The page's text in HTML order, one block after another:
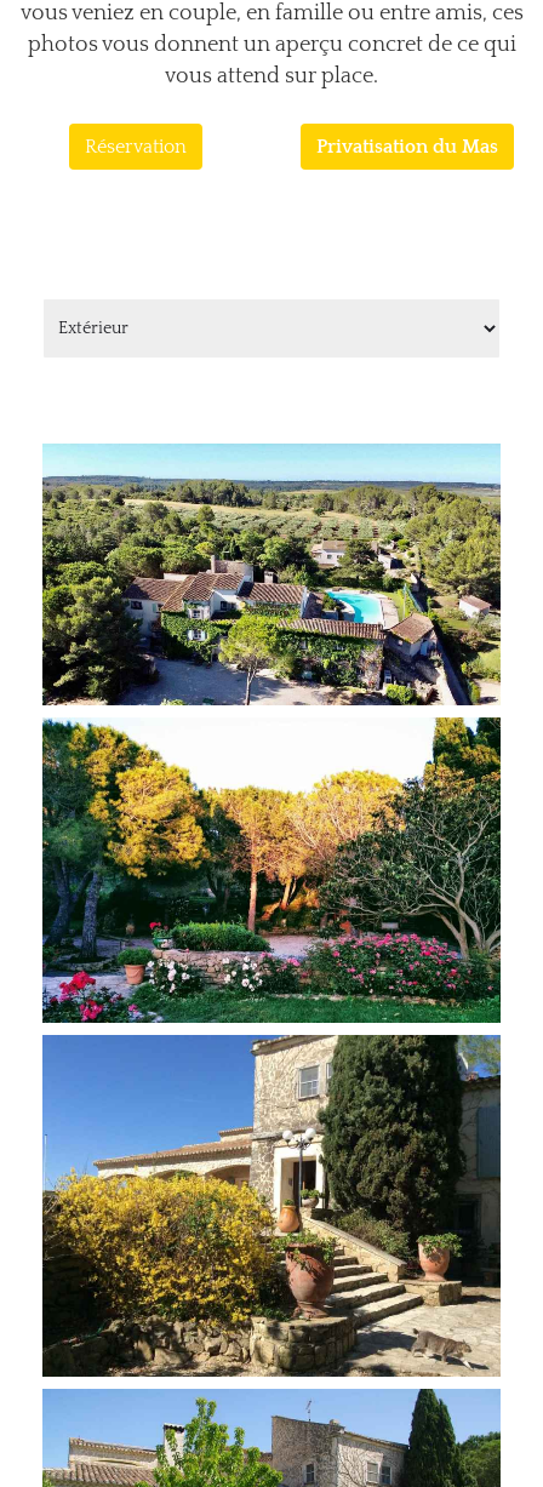
vous veniez en couple, en famille ou entre amis, ces
photos vous donnent un aperçu concret de ce qui
vous attend sur place.
Réservation Privatisation du Mas